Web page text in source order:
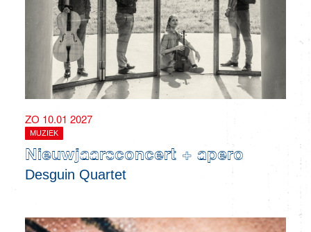
ZO 10.01 2027
MUZIEK
Nieuwjaarsconcert + apero
Desguin Quartet